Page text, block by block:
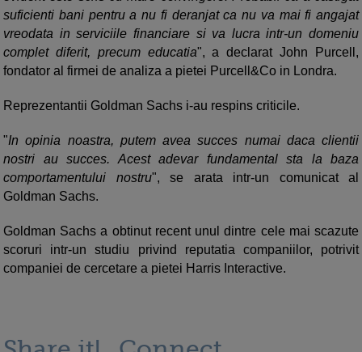
suficienti bani pentru a nu fi deranjat ca nu va mai fi angajat
vreodata in serviciile financiare si va lucra intr-un domeniu
complet diferit, precum educatia", a declarat John Purcell,
fondator al firmei de analiza a pietei Purcell&Co in Londra.
Reprezentantii Goldman Sachs i-au respins criticile.
"In opinia noastra, putem avea succes numai daca clientii
nostri au succes. Acest adevar fundamental sta la baza
comportamentului nostru", se arata intr-un comunicat al
Goldman Sachs.
Goldman Sachs a obtinut recent unul dintre cele mai scazute
scoruri intr-un studiu privind reputatia companiilor, potrivit
companiei de cercetare a pietei Harris Interactive.